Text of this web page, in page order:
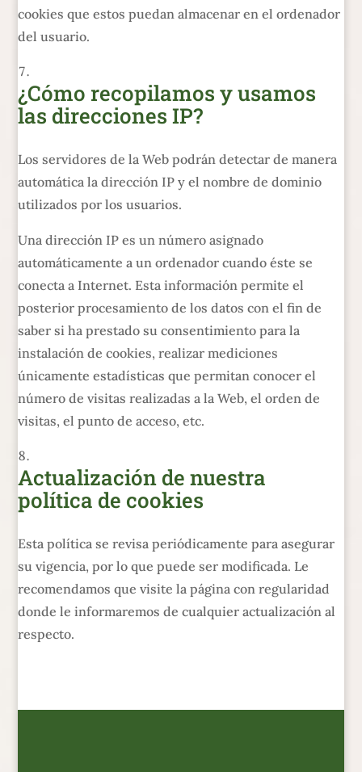
cookies que estos puedan almacenar en el ordenador
del usuario.
¿Cómo recopilamos y usamos
las direcciones IP?
Los servidores de la Web podrán detectar de manera
automática la dirección IP y el nombre de dominio
utilizados por los usuarios.
Una dirección IP es un número asignado
automáticamente a un ordenador cuando éste se
conecta a Internet. Esta información permite el
posterior procesamiento de los datos con el fin de
saber si ha prestado su consentimiento para la
instalación de cookies, realizar mediciones
únicamente estadísticas que permitan conocer el
número de visitas realizadas a la Web, el orden de
visitas, el punto de acceso, etc.
Actualización de nuestra
política de cookies
Esta política se revisa periódicamente para asegurar
su vigencia, por lo que puede ser modificada. Le
recomendamos que visite la página con regularidad
donde le informaremos de cualquier actualización al
respecto.